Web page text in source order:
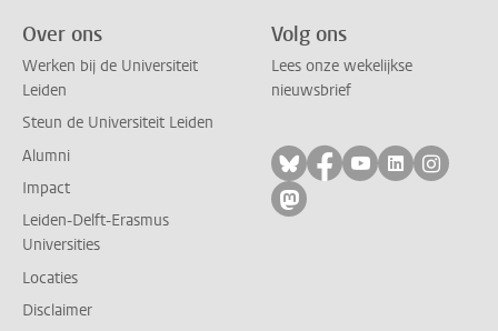
Over ons
Werken bij de Universiteit
Leiden
Steun de Universiteit Leiden
Alumni
Impact
Leiden-Delft-Erasmus
Universities
Locaties
Disclaimer
Volg ons
Lees onze wekelijkse
nieuwsbrief
Volg ons op bluesky
Volg ons op
Volg ons op
Volg ons
Volg
Volg ons op mastodon